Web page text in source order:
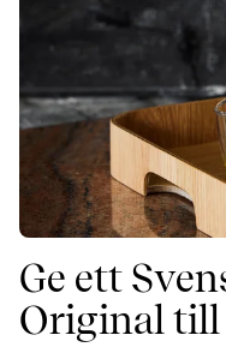
Ge ett
Original till